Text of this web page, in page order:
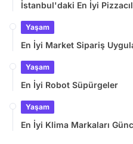
İstanbul'daki En İyi
Yaşam
En İyi Market Sipariş
Yaşam
En İyi Robot Süpürgeler
Yaşam
En İyi Klima Markaları